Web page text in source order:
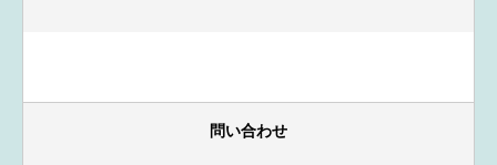
問い合わせ